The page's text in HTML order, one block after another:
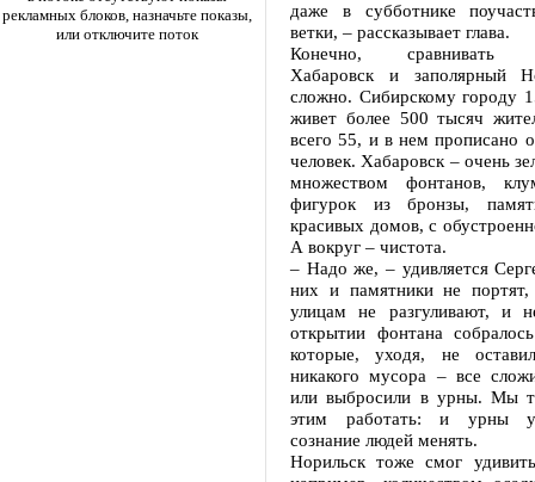
рекламных блоков, назначьте показы,
или отключите поток
даже в субботнике
ветки, – рассказывает глава.
Конечно, сравнивать
Хабаровск и заполярный
сложно. Сибирскому городу
живет более 500 тысяч
всего 55, и в нем прописано
человек. Хабаровск – очень
множеством фонтанов,
фигурок из бронзы,
красивых домов, с
А вокруг – чистота.
– Надо же, – удивляется
них и памятники не
улицам не разгуливают, и
открытии фонтана
которые, уходя, не
никакого мусора – все
или выбросили в урны. Мы
этим работать: и урны
сознание людей менять.
Норильск тоже смог